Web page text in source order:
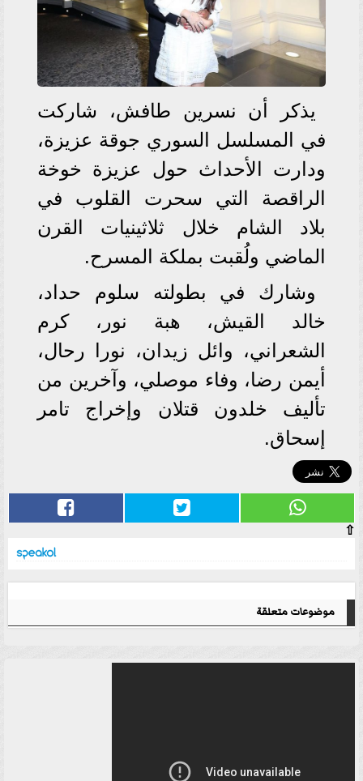
يذكر أن نسرين طافش، شاركت
في المسلسل السوري جوقة عزيزة،
ودارت الأحداث حول عزيزة خوخة
الراقصة التي سحرت القلوب في
بلاد الشام خلال ثلاثينيات القرن
الماضي ولُقبت بملكة المسرح.
وشارك في بطولته سلوم حداد،
خالد القيش، هبة نور، كرم
الشعراني، وائل زيدان، نورا رحال،
أيمن رضا، وفاء موصلي، وآخرين من
تأليف خلدون قتلان وإخراج تامر
إسحاق.
⇧
موضوعات متعلقة